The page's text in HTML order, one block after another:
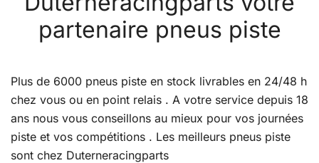
partenaire pneus piste
Plus de 6000 pneus piste en stock livrables en 24/48 h
chez vous ou en point relais . A votre service depuis 18
ans nous vous conseillons au mieux pour vos journées
piste et vos compétitions . Les meilleurs pneus piste
sont chez Duterneracingparts